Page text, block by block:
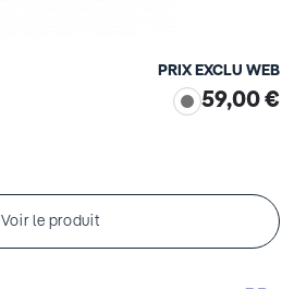
PRIX EXCLU WEB
59,00 €
Voir le produit